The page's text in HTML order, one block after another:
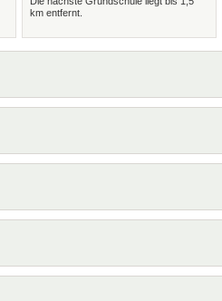
km entfernt.